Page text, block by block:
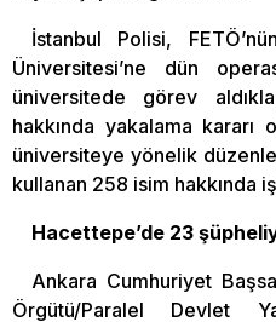
İstanbul Polisi,
Üniversitesi’ne dün
üniversitede görev
hakkında yakalama
üniversiteye yönelik
kullanan 258 isim hakkında
Hacettepe’de 23
Ankara Cumhuriyet
Örgütü/Paralel Devlet